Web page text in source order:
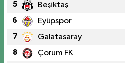
5 Beşiktaş
6 Eyüpspor
7 Galatasaray
8 Çorum FK